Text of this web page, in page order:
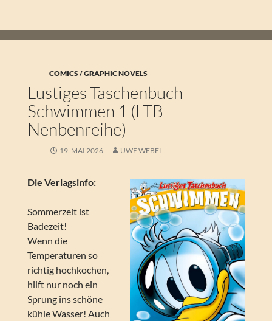
COMICS / GRAPHIC NOVELS
Lustiges Taschenbuch –
Schwimmen 1 (LTB
Nenbenreihe)
19. MAI 2026 UWE WEBEL
Die Verlagsinfo:
Sommerzeit ist
Badezeit!
Wenn die
Temperaturen so
richtig hochkochen,
hilft nur noch ein
Sprung ins schöne
kühle Wasser! Auch